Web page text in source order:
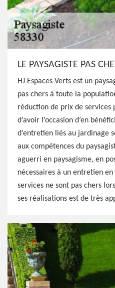
LE PAYSAGISTE PAS
HJ Espaces Verts est un
pas chers à toute la
réduction de prix de
d’avoir l’occasion d’en
d’entretien liés au jardinage
aux compétences du
aguerri en paysagisme, en
nécessaires à un entretien
services ne sont pas chers
ses réalisations est de très